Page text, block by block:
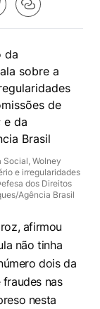
Wolney
e irregularidades
dos Direitos
Agência Brasil
afirmou
não tinha
dois da
nas
nesta